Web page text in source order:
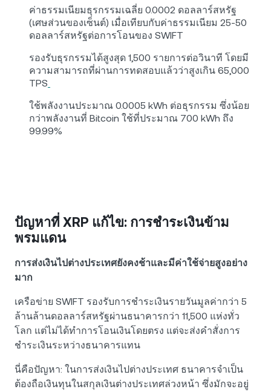
ค่าธรรมเนียมธุรกรรมเฉลี่ย 0.0002 ดอลลาร์สหรัฐ
(เศษส่วนของเซ็นต์) เมื่อเทียบกับค่าธรรมเนียม 25-50
ดอลลาร์สหรัฐต่อการโอนของ SWIFT
รองรับธุรกรรมได้สูงสุด 1,500 รายการต่อวินาที โดยมี
ความสามารถที่ผ่านการทดสอบแล้วว่าสูงเกิน 65,000
TPS
ใช้พลังงานประมาณ 0.0005 kWh ต่อธุรกรรม ซึ่งน้อย
กว่าพลังงานที่ Bitcoin ใช้ที่ประมาณ 700 kWh ถึง
99.99%
ปัญหาที่ XRP แก้ไข: การชำระเงินข้าม
พรมแดน
การส่งเงินไปต่างประเทศยังคงช้าและมีค่าใช้จ่ายสูงอย่าง
มาก
เครือข่าย SWIFT รองรับการชำระเงินรายวันมูลค่ากว่า 5
ล้านล้านดอลลาร์สหรัฐผ่านธนาคารกว่า 11,500 แห่งทั่ว
โลก แต่ไม่ได้ทำการโอนเงินโดยตรง แต่จะส่งคำสั่งการ
ชำระเงินระหว่างธนาคารแทน
นี่คือปัญหา: ในการส่งเงินไปต่างประเทศ ธนาคารจำเป็น
ต้องถือเงินทุนในสกุลเงินต่างประเทศล่วงหน้า ซึ่งมักจะอยู่